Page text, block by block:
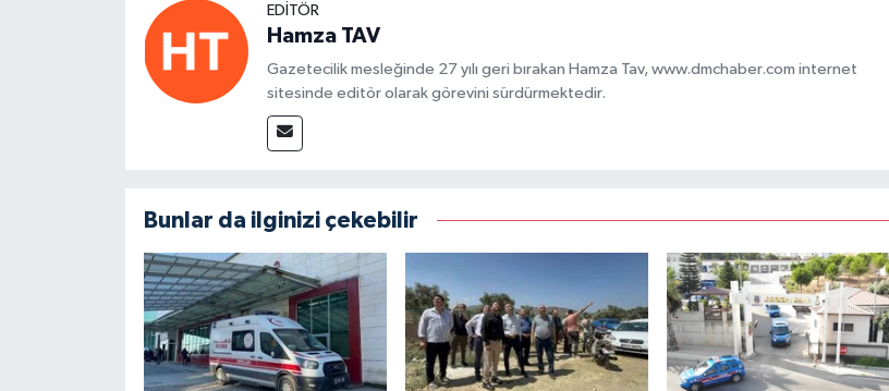
EDITÖR
Hamza TAV
Gazetecilik mesleğinde 27 yılı geri bırakan Hamza Tav, www.dmchaber.com internet
sitesinde editör olarak görevini sürdürmektedir.
Bunlar da ilginizi çekebilir